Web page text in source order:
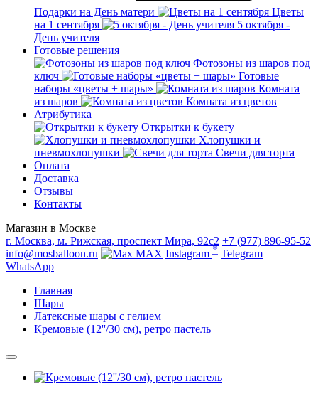
Подарки на День матери
Цветы
на 1 сентября
5 октября -
День учителя
Готовые решения
Фотозоны из шаров под
ключ
Готовые
наборы «цветы + шары»
Комната
из шаров
Комната из цветов
Атрибутика
Открытки к букету
Хлопушки и
пневмохлопушки
Свечи для торта
Оплата
Доставка
Отзывы
Контакты
Магазин в Москве
г. Москва, м. Рижская, проспект Мира, 92с2 +7 (977) 896-95-52
info@mosballoon.ru
MAX Instagram * Telegram
WhatsApp
Главная
Шары
Латексные шары с гелием
Кремовые (12''/30 см), ретро пастель